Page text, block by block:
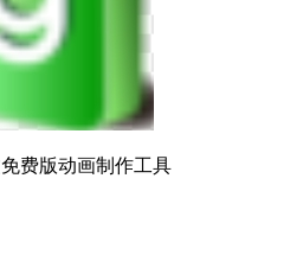
费版动画制作工具